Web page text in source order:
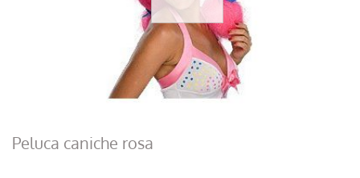
Peluca caniche rosa